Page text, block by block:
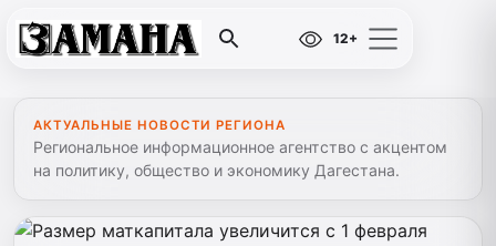
12+
АКТУАЛЬНЫЕ НОВОСТИ РЕГИОНА
Региональное информационное агентство с акцентом
на политику, общество и экономику Дагестана.